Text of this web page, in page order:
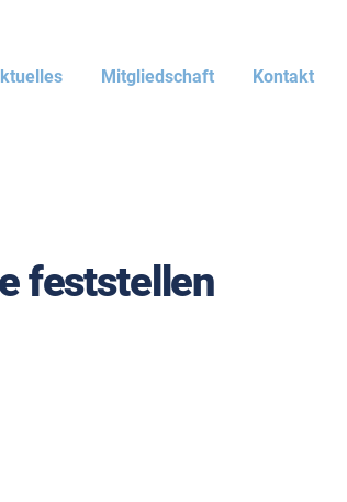
Mitgliedschaft Kontakt
feststellen